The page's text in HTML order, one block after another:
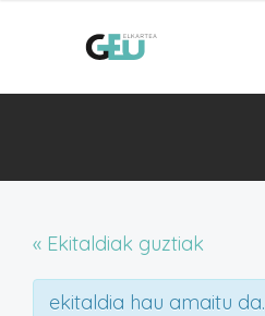
« Ekitaldiak guztiak
ekitaldia hau amaitu da.